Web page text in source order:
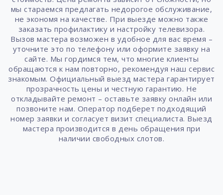
мы стараемся предлагать недорогое обслуживание,
не экономя на качестве. При выезде можно также
заказать профилактику и настройку телевизора.
Вызов мастера возможен в удобное для вас время –
уточните это по телефону или оформите заявку на
сайте. Мы гордимся тем, что многие клиенты
обращаются к нам повторно, рекомендуя наш сервис
знакомым. Официальный выезд мастера гарантирует
прозрачность цены и честную гарантию. Не
откладывайте ремонт – оставьте заявку онлайн или
позвоните нам. Оператор подберет подходящий
номер заявки и согласует визит специалиста. Выезд
мастера производится в день обращения при
наличии свободных слотов.